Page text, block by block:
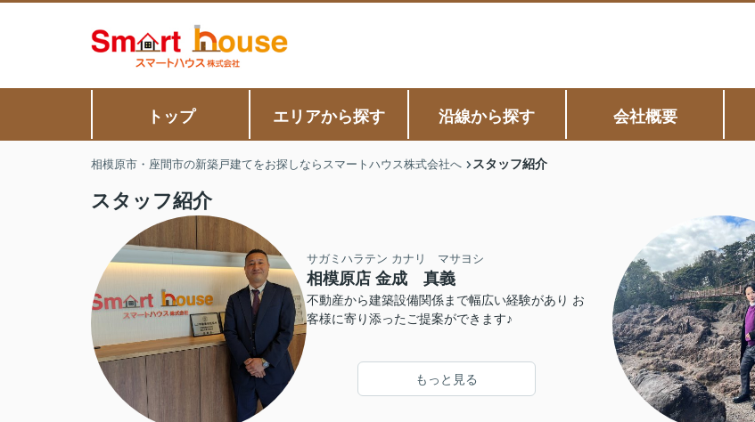
トップ エリアから探す 沿線から探す 会社概要
相模原市・座間市の新築戸建てをお探しならスマートハウス株式会社へ スタッフ紹介
スタッフ紹介
サガミハラテン カナリ マサヨシ
相模原店 金成 真義
不動産から建築設備関係まで幅広い経験があり お
客様に寄り添ったご提案ができます♪
もっと見る